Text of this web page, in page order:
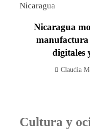
Nicaragua
Nicaragua
manufactura
digitales
Claudia
Cultura y